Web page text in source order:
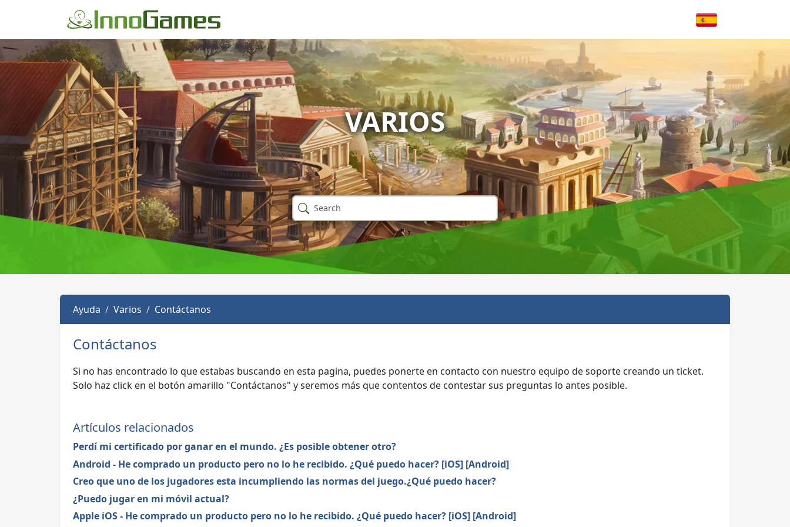
VARIOS
Ayuda Varios Contáctanos
Contáctanos
Si no has encontrado lo que estabas buscando en esta pagina, puedes ponerte en contacto con nuestro equipo de soporte creando un ticket.
Solo haz click en el botón amarillo "Contáctanos" y seremos más que contentos de contestar sus preguntas lo antes posible.
Artículos relacionados
Perdí mi certificado por ganar en el mundo. ¿Es posible obtener otro?
Android - He comprado un producto pero no lo he recibido. ¿Qué puedo hacer? [iOS] [Android]
Creo que uno de los jugadores esta incumpliendo las normas del juego.¿Qué puedo hacer?
¿Puedo jugar en mi móvil actual?
Apple iOS - He comprado un producto pero no lo he recibido. ¿Qué puedo hacer? [iOS] [Android]